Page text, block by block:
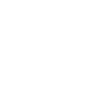
帯電話認証ウィンド